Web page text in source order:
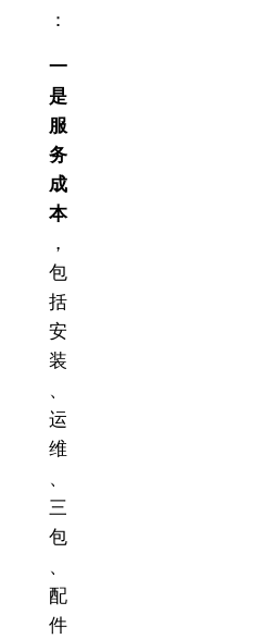
：
一
是
服
务
成
本
，
包
括
安
装
、
运
维
、
三
包
、
配
件